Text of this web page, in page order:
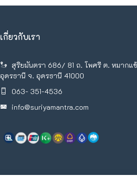
เกี่ยวกับเรา
สุริยมันตรา 686/ 81 ถ. โพศรี ต. หมากแข้
อุดรธานี จ. อุดรธานี 41000
063- 351-4536
info@suriyamantra.com